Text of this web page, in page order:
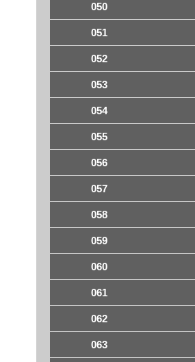
050
051
052
053
054
055
056
057
058
059
060
061
062
063